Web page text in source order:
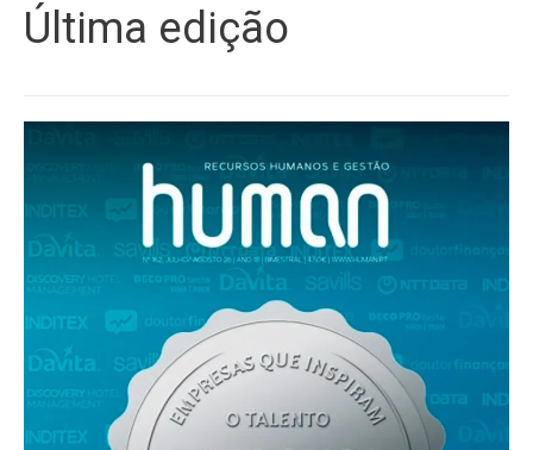
Última edição